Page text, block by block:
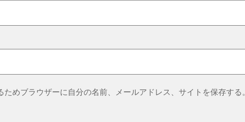
めブラウザーに自分の名前、メールアドレス、サイトを保存する。